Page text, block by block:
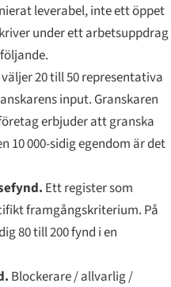
leverabel, inte ett öppet
under ett arbetsuppdrag
väljer 20 till 50 representativa
input. Granskaren
erbjuder att granska
10 000-sidig egendom är det
Ett register som
framgångskriterium. På
80 till 200 fynd i en
Blockerare / allvarlig /